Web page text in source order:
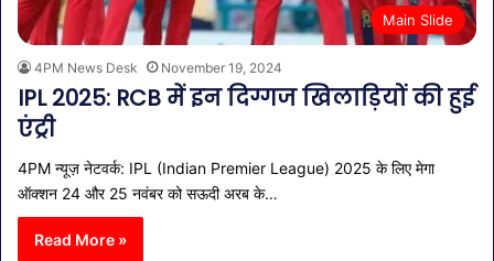
Main Slide
4PM News Desk November 19, 2024
IPL 2025: RCB में इन दिग्गज खिलाड़ियों की हुई
एंट्री
4PM न्यूज़ नेटवर्क: IPL (Indian Premier League) 2025 के लिए मेगा
ऑक्शन 24 और 25 नवंबर को सऊदी अरब के…
Read More »